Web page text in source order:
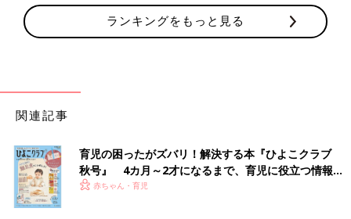
ランキングをもっと見る
関連記事
育児の困ったがズバリ！解決する本『ひよこクラブ
秋号』 4カ月～2才になるまで、育児に役立つ情報が
いっぱい！
赤ちゃん・育児